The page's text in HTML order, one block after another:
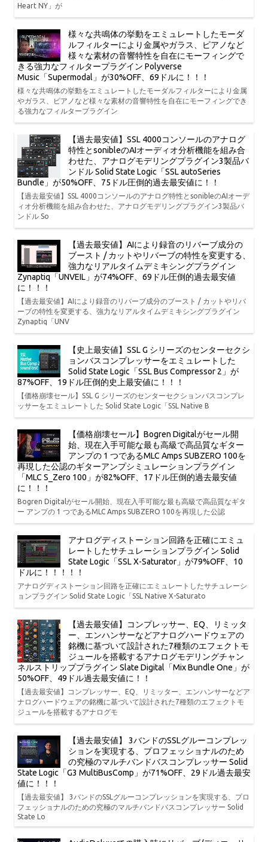
Heart NY」が
様々な共鳴体の挙動をエミュレートしたモーダ
ルフィルターにより金属やガラス、ピアノなど
様々な素材の音響特性を自在にモーフィングで
きる強力なフィルタープラグイン Polyverse
Music「Supermodal」が30%OFF、69ドルに！！！
様々な共鳴体の挙動をエミュレートしたモーダルフィルターにより金属
やガラス、ピアノなど様々な素材の音響特性を自在にモーフィングでき
る強力なフィルタープラグイン
【過去最安値】SSL 4000コンソールのアナログ
特性とsonibleのAIオーディオ分析機能を組み合
わせた、アナログモデリングプラグイン3製品バ
ンドル Solid State Logic「SSL autoSeries
Bundle」が50%OFF、75ドル圧倒的過去最安値に！！
【過去最安値】SSL 4000コンソールのアナログ特性とsonibleのAIオーデ
ィオ分析機能を組み合わせた、アナログモデリングプラグイン3製品バ
ンドル So
【過去最安値】AIにより録音のリバーブ成分の
ブースト / カットやリバーブの特性を変更する、
強力なリアルタイムデミキシングプラグイン
Zynaptiq「UNVEIL」が74%OFF、69ドル圧倒的過去最安値
に！！！
【過去最安値】AIにより録音のリバーブ成分のブースト / カットやリバ
ーブの特性を変更する、強力なリアルタイムデミキシングプラグイン
Zynaptiq「UNV
【史上最安値】SSL G シリーズのセンターセクシ
ョンバスコンプレッサーをエミュレートした
Solid State Logic「SSL Bus Compressor 2」が
87%OFF、19ドル圧倒的史上最安値に！！！
【価格崩壊セール】SSL G シリーズのセンターセクションバスコンプレ
ッサーをエミュレートした Solid State Logic「SSL Native B
【価格崩壊セール】Bogren Digitalがセール開
始、現在入手可能な最も高級で高品質なギター
アンプの 1 つであるMLC Amps SUBZERO 100を
再現した公認のギターアンプシミュレーションプラグイン
「MLC S_Zero 100」が82%OFF、17ドル圧倒的過去最安値
に！！！
Bogren Digitalがセール開始、現在入手可能な最も高級で高品質なギタ
ー アンプの 1 つであるMLC Amps SUBZERO 100を再現した公認
アナログディストーション回路を正確にエミュ
レートしたサチュレーションプラグイン Solid
State Logic「SSL X-Saturator」が79%OFF、10
ドルに！！！！！
アナログディストーション回路を正確にエミュレートしたサチュレーシ
ョンプラグイン Solid State Logic「SSL Native X-Saturato
【過去最安値】コンプレッサー、EQ、リミッタ
ー、エンハンサーなどアナログハードウェアの
銘機に基づいて設計された7種類のエフェクトモ
ジュールを搭載するアナログモデリングチャン
ネルストリッププラグイン Slate Digital「Mix Bundle One」が
50%OFF、49ドル過去最安値に！！
【過去最安値】コンプレッサー、EQ、リミッター、エンハンサーなどア
ナログハードウェアの銘機に基づいて設計された7種類のエフェクトモ
ジュールを搭載するアナログモ
【過去最安値】 3バンドのSSLグルーコンプレッ
ションを実現する、プロフェッショナルのため
の究極のマルチバンドバスコンプレッサー Solid
State Logic「G3 MultiBusComp」が71%OFF、29ドル過去最安
値に！！！
【過去最安値】 3バンドのSSLグルーコンプレッションを実現する、プロ
フェッショナルのための究極のマルチバンドバスコンプレッサー Solid
State Lo